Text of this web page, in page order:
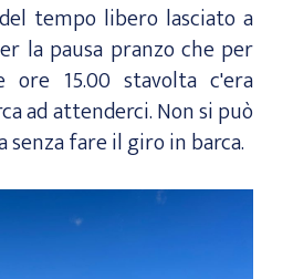
tempo libero lasciato a
la pausa pranzo che per
ore 15.00 stavolta c'era
ad attenderci. Non si può
fare il giro in barca.